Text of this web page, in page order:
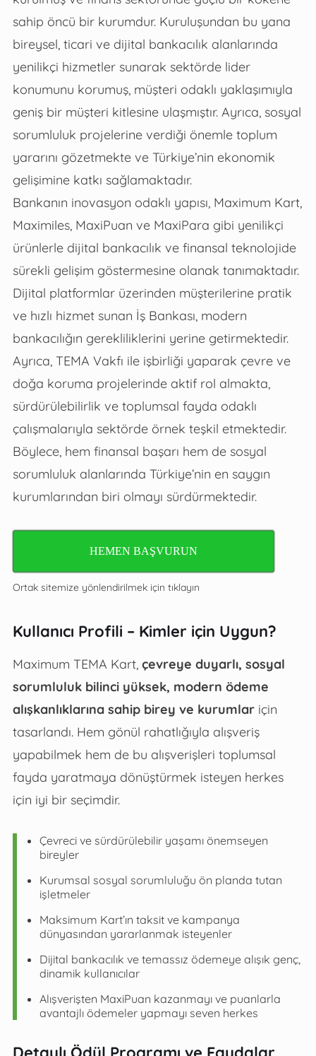
sahip öncü bir kurumdur. Kuruluşundan bu yana
bireysel, ticari ve dijital bankacılık alanlarında
yenilikçi hizmetler sunarak sektörde lider
konumunu korumuş, müşteri odaklı yaklaşımıyla
geniş bir müşteri kitlesine ulaşmıştır. Ayrıca, sosyal
sorumluluk projelerine verdiği önemle toplum
yararını gözetmekte ve Türkiye’nin ekonomik
gelişimine katkı sağlamaktadır.
Bankanın inovasyon odaklı yapısı, Maximum Kart,
Maximiles, MaxiPuan ve MaxiPara gibi yenilikçi
ürünlerle dijital bankacılık ve finansal teknolojide
sürekli gelişim göstermesine olanak tanımaktadır.
Dijital platformlar üzerinden müşterilerine pratik
ve hızlı hizmet sunan İş Bankası, modern
bankacılığın gerekliliklerini yerine getirmektedir.
Ayrıca, TEMA Vakfı ile işbirliği yaparak çevre ve
doğa koruma projelerinde aktif rol almakta,
sürdürülebilirlik ve toplumsal fayda odaklı
çalışmalarıyla sektörde örnek teşkil etmektedir.
Böylece, hem finansal başarı hem de sosyal
sorumluluk alanlarında Türkiye’nin en saygın
kurumlarından biri olmayı sürdürmektedir.
HEMEN BAŞVURUN
Ortak sitemize yönlendirilmek için tıklayın
Kullanıcı Profili – Kimler için Uygun?
Maximum TEMA Kart, çevreye duyarlı, sosyal
sorumluluk bilinci yüksek, modern ödeme
alışkanlıklarına sahip birey ve kurumlariçin
tasarlandı. Hem gönül rahatlığıyla alışveriş
yapabilmek hem de bu alışverişleri toplumsal
fayda yaratmaya dönüştürmek isteyen herkes
için iyi bir seçimdir.
Çevreci ve sürdürülebilir yaşamı önemseyen
bireyler
Kurumsal sosyal sorumluluğu ön planda tutan
işletmeler
Maksimum Kart’ın taksit ve kampanya
dünyasından yararlanmak isteyenler
Dijital bankacılık ve temassız ödemeye alışık genç,
dinamik kullanıcılar
Alışverişten MaxiPuan kazanmayı ve puanlarla
avantajlı ödemeler yapmayı seven herkes